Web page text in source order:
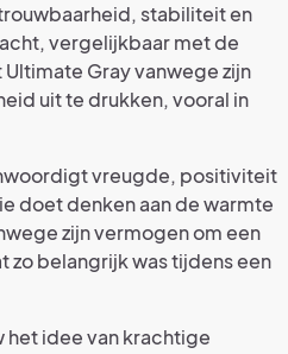
stabiliteit en
vergelijkbaar met de
Gray vanwege zijn
uit te drukken, vooral in
vreugde, positiviteit
doet denken aan de warmte
zijn vermogen om een
zo belangrijk was tijdens een
het idee van krachtige